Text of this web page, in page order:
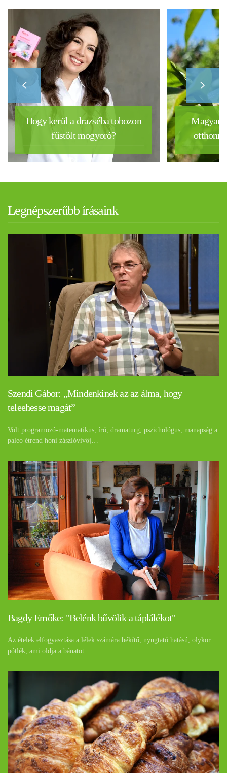
Hogy kerül a drazséba tobozon
füstölt mogyoró?
Magyar
Legnépszerűbb írásaink
Szendi Gábor: „Mindenkinek az az álma, hogy
teleehesse magát”
Volt programozó-matematikus, író, dramaturg, pszichológus, manapság a
paleo étrend honi zászlóvivőj…
Bagdy Emőke: "Belénk bűvölik a táplálékot"
Az ételek elfogyasztása a lélek számára békítő, nyugtató hatású, olykor
pótlék, ami oldja a bánatot…